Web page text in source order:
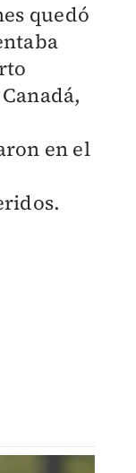
quedó
en el